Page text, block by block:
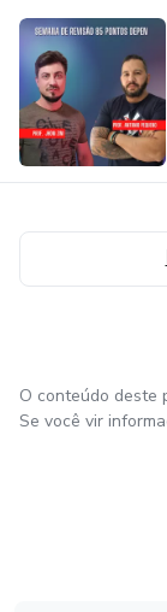
O conteúdo deste
Se você vir